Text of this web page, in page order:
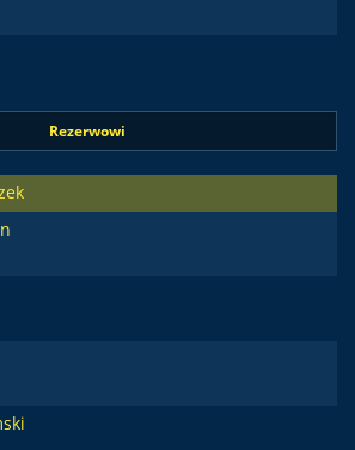
Rezerwowi